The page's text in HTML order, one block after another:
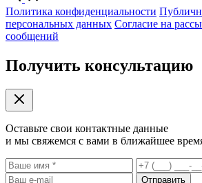
Политика конфиденциальности
персональных данных Согласие на
сообщений
Получить консультацию
Оставьте свои контактные данные
и мы свяжемся с вами в ближайшее
Отправить